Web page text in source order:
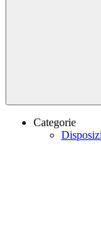
Categorie